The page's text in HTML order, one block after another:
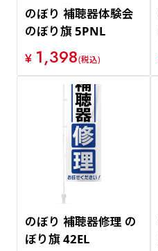
のぼり 補聴器体験会
のぼり旗 5PNL
¥ 1,398(税込)
のぼり 補聴器修理 の
ぼり旗 42EL